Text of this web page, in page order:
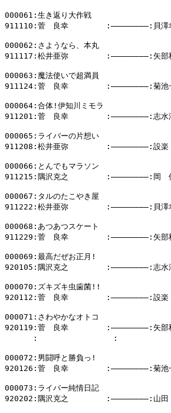
000061:生き返り大作戦
911110:菅　良幸        :――――――――:貝
000062:さようなら、本丸
911117:松井亜弥        :――――――――:矢
000063:魔法使いで超満員
911124:菅　良幸        :――――――――:菊
000064:合体!伊知川ミモラ
911201:菅　良幸        :――――――――:志
000065:ライバーの片想い
911208:松井亜弥        :――――――――:設
000066:とんでもマラソン
911215:隅沢克之        :――――――――:岡
000067:タルのたこやき屋
911222:松井亜弥        :――――――――:貝
000068:あつあつスケート
911229:菅　良幸        :――――――――:矢
000069:最高だぜお正月!
920105:隅沢克之        :――――――――:志
000070:ズキズキ虫歯菌!!
920112:菅　良幸        :――――――――:設
000071:さわやかなオトコ
920119:菅　良幸        :――――――――:矢
:                :
000072:男闘呼と勝負っ!
920126:菅　良幸        :――――――――:菊
000073:ライバー純情日記
920202:隅沢克之        :――――――――:山